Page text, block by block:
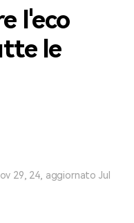
l'eco
le
29, 24, aggiornato Jul